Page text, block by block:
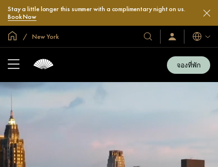
Stay a little longer this summer with a complimentary night on us.
Book Now
หน้าหลักทั่วโลก
New York
โรงแรม
และ
ลงชื่อ
เข้า
/
สมัคร
เข้า
ภาษา
จองที่พัก